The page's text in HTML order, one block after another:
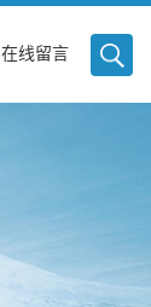
在线留言